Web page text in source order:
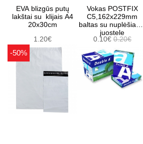
EVA blizgūs putų
lakštai su klijais A4
20x30cm
1.20€
Vokas POSTFIX
C5,162x229mm
baltas su nuplėšiama
juostele
0.10€ 0.20€
-50%